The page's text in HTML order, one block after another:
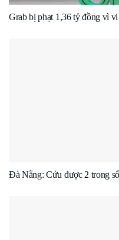
Grab bị phạt 1,36 tỷ đồng vì
Đà Nẵng: Cứu được 2 trong